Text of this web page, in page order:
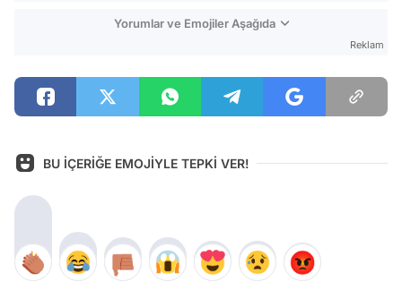
Yorumlar ve Emojiler Aşağıda
Reklam
BU İÇERİĞE EMOJİYLE TEPKİ VER!